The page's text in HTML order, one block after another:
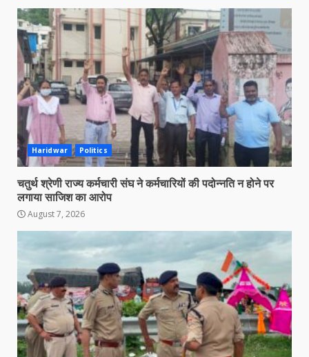
Haridwar Politics
चतुर्थ श्रेणी राज्य कर्मचारी संघ ने कर्मचारियों की पदोन्नति न होने पर
लगाया साजिश का आरोप
August 7, 2026